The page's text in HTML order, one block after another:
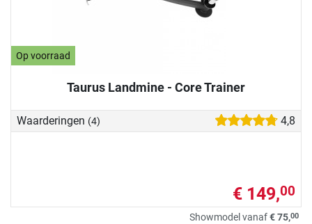
Op voorraad
Taurus Landmine - Core Trainer
Waarderingen (4) 4,8
€ 149,00
Showmodel vanaf€ 75,00